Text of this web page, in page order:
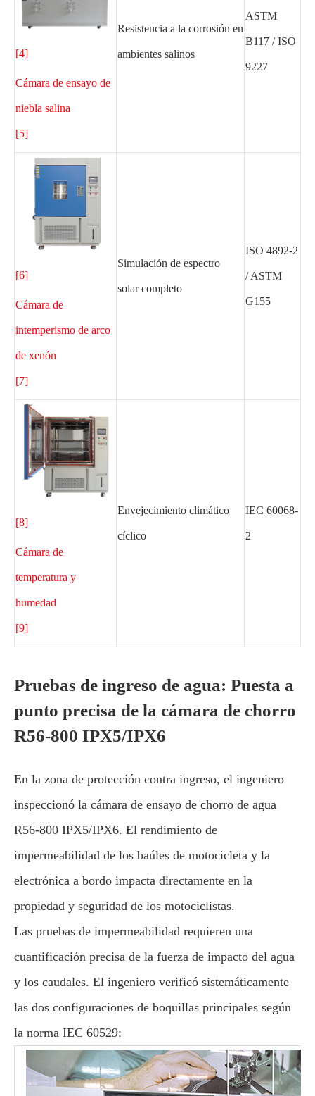
[4]
Cámara de ensayo de
niebla salina
[5]
Resistencia a la corrosión en
ambientes salinos
ASTM
B117 / ISO
9227
[6]
Cámara de
intemperismo de arco
de xenón
[7]
Simulación de espectro
solar completo
ISO 4892-2
/ ASTM
G155
[8]
Cámara de
temperatura y
humedad
[9]
Envejecimiento climático
cíclico
IEC 60068-
2
Pruebas de ingreso de agua: Puesta a
punto precisa de la cámara de chorro
R56-800 IPX5/IPX6
En la zona de protección contra ingreso, el ingeniero
inspeccionó la cámara de ensayo de chorro de agua
R56-800 IPX5/IPX6. El rendimiento de
impermeabilidad de los baúles de motocicleta y la
electrónica a bordo impacta directamente en la
propiedad y seguridad de los motociclistas.
Las pruebas de impermeabilidad requieren una
cuantificación precisa de la fuerza de impacto del agua
y los caudales. El ingeniero verificó sistemáticamente
las dos configuraciones de boquillas principales según
la norma IEC 60529: